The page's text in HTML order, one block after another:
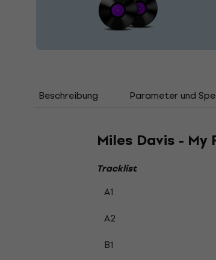
Beschreibung Parameter und
Miles Davis - My
Tracklist
A1
A2
B1